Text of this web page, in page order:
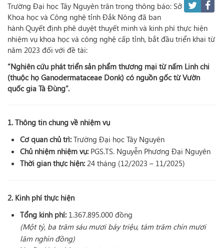
Trường Đại học Tây Nguyên trân trọng thông báo: Sở
Khoa học và Công nghệ tỉnh Đắk Nông đã ban
hành Quyết định phê duyệt thuyết minh và kinh phí thực hiện
nhiệm vụ khoa học và công nghệ cấp tỉnh, bắt đầu triển khai từ
năm 2023 đối với đề tài:
“Nghiên cứu phát triển sản phẩm thương mại từ nấm Linh chi
(thuộc họ Ganodermataceae Donk) có nguồn gốc từ Vườn
quốc gia Tà Đùng”.
1. Thông tin chung về nhiệm vụ
Cơ quan chủ trì: Trường Đại học Tây Nguyên
Chủ nhiệm nhiệm vụ: PGS.TS. Nguyễn Phương Đại Nguyên
Thời gian thực hiện: 24 tháng (12/2023 – 11/2025)
2. Kinh phí thực hiện
Tổng kinh phí: 1.367.895.000 đồng
(Một tỷ, ba trăm sáu mươi bảy triệu, tám trăm chín mươi
lăm nghìn đồng)